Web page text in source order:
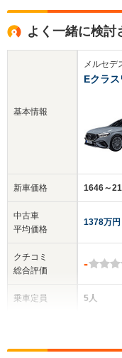
よく一緒に検討
基本情報
新車価格
中古車
平均価格
クチコミ
総合評価
乗車定員
メルセデ
Eクラ
1646～
1378万円
-
5人